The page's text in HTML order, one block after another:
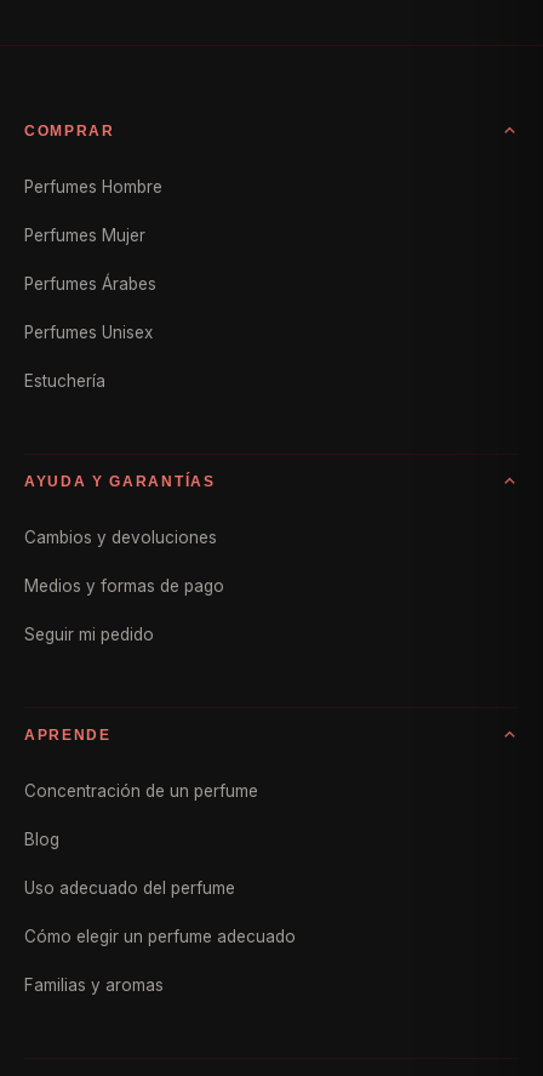
COMPRAR
Perfumes Hombre
Perfumes Mujer
Perfumes Árabes
Perfumes Unisex
Estuchería
AYUDA Y GARANTÍAS
Cambios y devoluciones
Medios y formas de pago
Seguir mi pedido
APRENDE
Concentración de un perfume
Blog
Uso adecuado del perfume
Cómo elegir un perfume adecuado
Familias y aromas